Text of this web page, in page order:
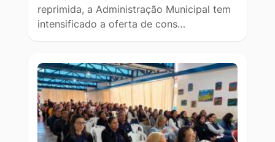
reprimida, a Administração Municipal tem
intensificado a oferta de cons…